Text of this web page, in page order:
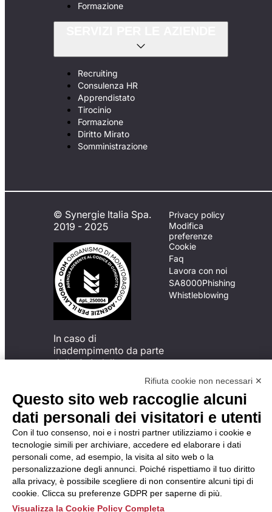
Formazione
Recruiting
Consulenza HR
Apprendistato
Tirocinio
Formazione
Diritto Mirato
Somministrazione
© Synergie Italia Spa.
2019 - 2025
In caso di
inadempimento da parte
della ApL delle
del Codice di Condotta, è
possibile presentare un
reclamo
all’Organismo di
Monitoraggio utilizzando
una delle modalità
descritte al seguente
indirizzo web
https://odm-
agenzielavoro.it/reclami/.
Privacy policy
Modifica
preferenze
Cookie
Faq
Lavora con noi
SA8000Phishing
Whistleblowing
Rifiuta cookie non necessari ✕
Questo sito web raccoglie alcuni
dati personali dei visitatori e utenti
Con il tuo consenso, noi e i nostri partner utilizziamo i cookie e
tecnologie simili per archiviare, accedere ed elaborare i dati
personali come, ad esempio, la visita al sito web o la
personalizzazione degli annunci. Poiché rispettiamo il tuo diritto
alla privacy, è possibile scegliere di non consentire alcuni tipi di
cookie. Clicca su preferenze GDPR per saperne di più.
Visualizza la Cookie Policy Completa